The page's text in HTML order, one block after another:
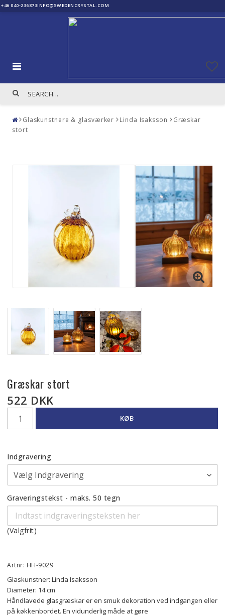
+46 040-236873INFO@SWEDENCRYSTAL.COM
Glaskunstnere & glasværker Linda Isaksson
Græskar
stort
Græskar stort
522 DKK
KØB
Indgravering
Graveringstekst - maks. 50 tegn
(Valgfrit)
Artnr: HH-9029
Glaskunstner: Linda Isaksson
Diameter: 14 cm
Håndlavede glasgræskar er en smuk dekoration ved indgangen eller
på køkkenbordet. En vidunderlig måde at gøre